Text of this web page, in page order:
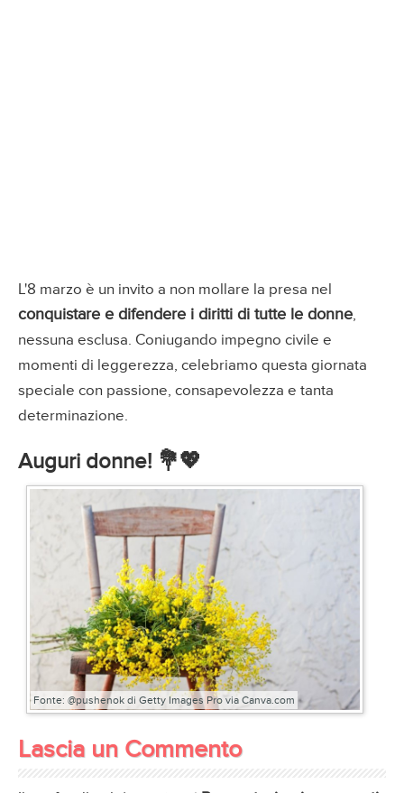
L'8 marzo è un invito a non mollare la presa nel
conquistare e difendere i diritti di tutte le donne,
nessuna esclusa. Coniugando impegno civile e
momenti di leggerezza, celebriamo questa giornata
speciale con passione, consapevolezza e tanta
determinazione.
Auguri donne! 💐💖
Fonte: @pushenok di Getty Images Pro via Canva.com
Lascia un Commento